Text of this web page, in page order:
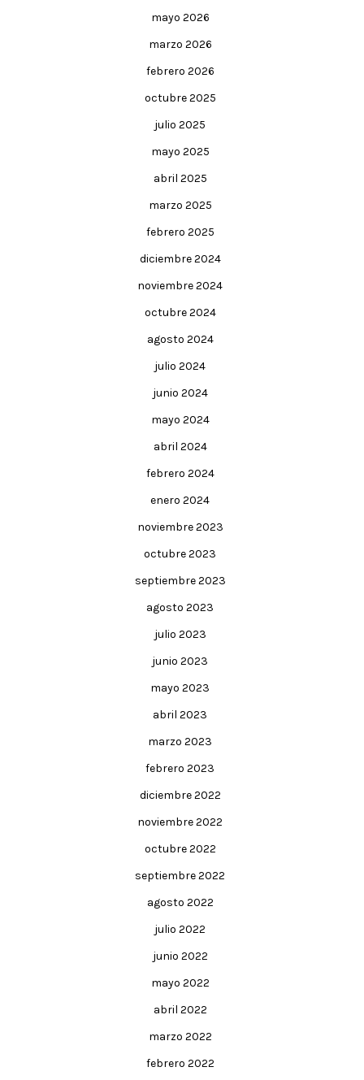
mayo 2026
marzo 2026
febrero 2026
octubre 2025
julio 2025
mayo 2025
abril 2025
marzo 2025
febrero 2025
diciembre 2024
noviembre 2024
octubre 2024
agosto 2024
julio 2024
junio 2024
mayo 2024
abril 2024
febrero 2024
enero 2024
noviembre 2023
octubre 2023
septiembre 2023
agosto 2023
julio 2023
junio 2023
mayo 2023
abril 2023
marzo 2023
febrero 2023
diciembre 2022
noviembre 2022
octubre 2022
septiembre 2022
agosto 2022
julio 2022
junio 2022
mayo 2022
abril 2022
marzo 2022
febrero 2022